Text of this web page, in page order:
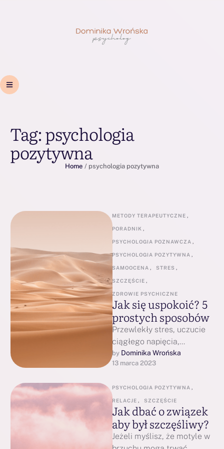
Tag:psychologia
pozytywna
Home / psychologia pozytywna
METODY TERAPEUTYCZNE ,
PORADNIK ,
PSYCHOLOGIA POZNAWCZA ,
PSYCHOLOGIA POZYTYWNA ,
SAMOOCENA , STRES ,
SZCZĘŚCIE ,
ZDROWIE PSYCHICZNE
Jak się uspokoić? 5
prostych sposobów
Przewlekły stres, uczucie
ciągłego napięcia,
towarzyszący ciągle lęk lub
gotująca się podskórnie
nieprzyjemne …
by Dominika Wrońska
13 marca 2023
PSYCHOLOGIA POZYTYWNA ,
RELACJE , SZCZĘŚCIE
Jak dbać o związek
aby był szczęśliwy?
Jeżeli myślisz, że motyle w